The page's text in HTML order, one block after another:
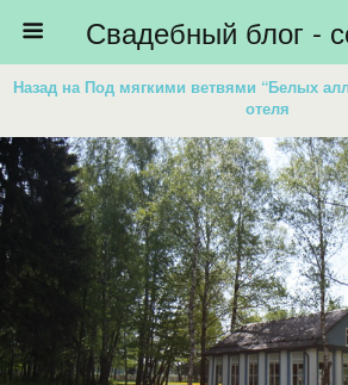
Назад на Под мягкими ветвями “Белых
отеля